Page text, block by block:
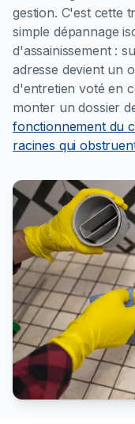
gestion. C'est cette
simple dépannage
d'assainissement :
adresse devient un
d'entretien voté en
monter un dossier
fonctionnement du
racines qui